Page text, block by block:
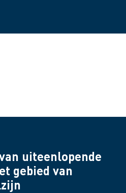
uiteenlopende
gebied van